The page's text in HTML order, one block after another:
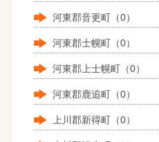
河東郡音更町（0）
河東郡士幌町（0）
河東郡上士幌町（0）
河東郡鹿追町（0）
上川郡新得町（0）